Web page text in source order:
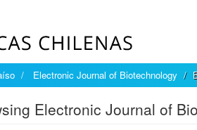
Electronic Journal of Biotechnology
Electronic Journal of